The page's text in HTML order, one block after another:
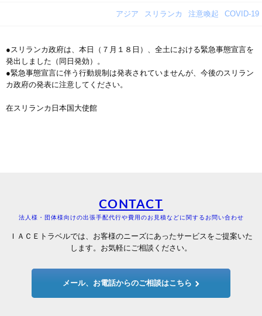
アジア スリランカ 注意喚起 COVID-19
●スリランカ政府は、本日（７月１８日）、全土における緊急事態宣言を
発出しました（同日発効）。
●緊急事態宣言に伴う行動規制は発表されていませんが、今後のスリラン
カ政府の発表に注意してください。
在スリランカ日本国大使館
CONTACT
法人様・団体様向けの出張手配代行や費用のお見積などに関するお問い合わせ
ＩＡＣＥトラベルでは、お客様のニーズにあったサービスをご提案いた
します。お気軽にご相談ください。
メール、お電話からのご相談はこちら